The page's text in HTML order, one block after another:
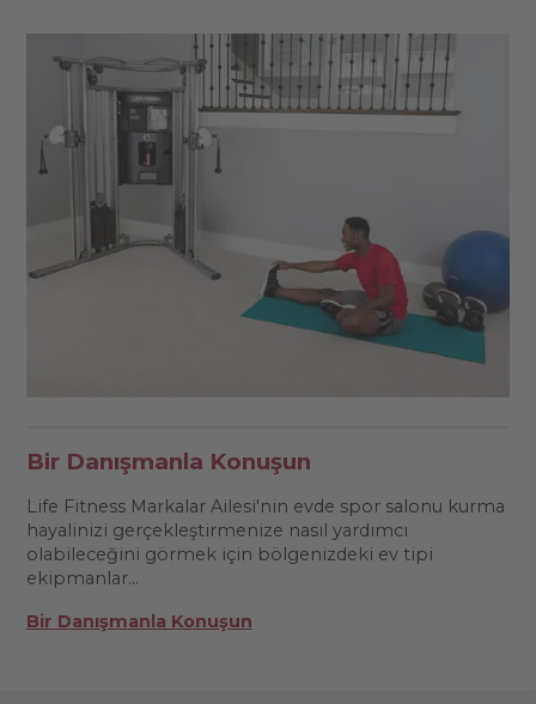
Bir Danışmanla Konuşun
Life Fitness Markalar Ailesi'nin evde spor salonu kurma
hayalinizi gerçekleştirmenize nasıl yardımcı
olabileceğini görmek için bölgenizdeki ev tipi
ekipmanlar...
Bir Danışmanla Konuşun